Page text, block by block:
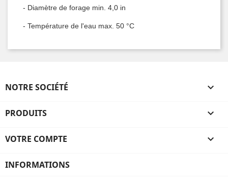
- Diamètre de forage min. 4,0 in
- Température de l'eau max. 50 °C
NOTRE SOCIÉTÉ 
PRODUITS 
VOTRE COMPTE 
INFORMATIONS